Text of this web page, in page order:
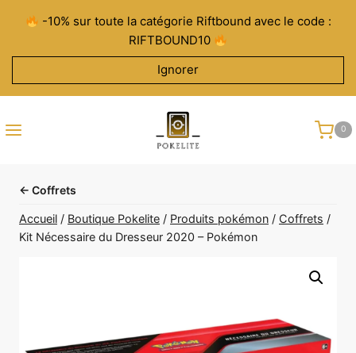
contenu
-10% sur toute la catégorie Riftbound avec le code :
RIFTBOUND10
Ignorer
0
← Coffrets
Accueil / Boutique Pokelite / Produits pokémon / Coffrets /
Kit Nécessaire du Dresseur 2020 – Pokémon